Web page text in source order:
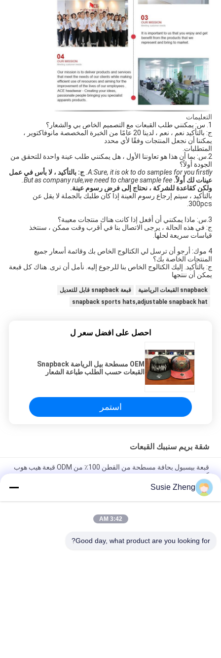
التعليمات
1. س: يمكنني طلب القبعات مع التصميم الخاص بي والشعار؟
يمكننا أن نجعل المنتجات وفقًا لأي محدد
المتطلبات.
الجودة أولاً؟
A:Sure, it is ok to do samples for you firstly.
عينات لك أولاً. But as company rule,we need to charge sample fee.
ولكن كقاعدة للشركة ، نحتاج إلى فرض رسوم عينة.
300pcs.
3.س: ماذا يمكنني أن أفعل إذا كانت هناك منتجات معيبة؟
قياسات سريعة لحلها.
المنتجات الخاصة بك؟
يمكن أن ننتجها
snapback القبعات الرياضية
قبعة snapback قابل للتعديل
snapback sports hats,adjustable snapback hat
احصل على افضل سعر ل
OEM مسطحة بيل الرياضة Snapback
القبعات حسب الطلب طباعة الشعار
استمر
شقة بريم سنببك القبعات
قبعة بيسبول بحافة مسطحة من القطن 100٪ من ODM قبعة هيب هوب
كورية
للرجال
Customized Design black embroidery national flag special
Susie Zheng
3:42 AM
Good day, what product are you looking for?